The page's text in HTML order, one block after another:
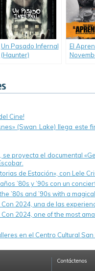
Un Pasado Infernal
(Haunter)
El
Cine!
(Swan Lake) llega
se proyecta el documental
de Estación», con Lele
’80s y ’90s con un
’80s and ’90s with a
Con 2024, una de las
Con 2024, one of the most
en el Centro Cultural
Contáctenos